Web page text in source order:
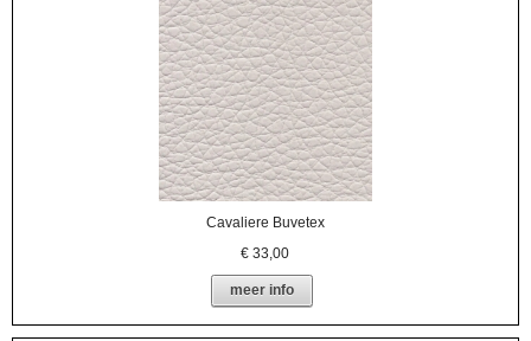
Cavaliere Buvetex
€33,00
meer info